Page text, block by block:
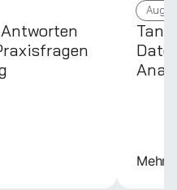
Aug
Mehr